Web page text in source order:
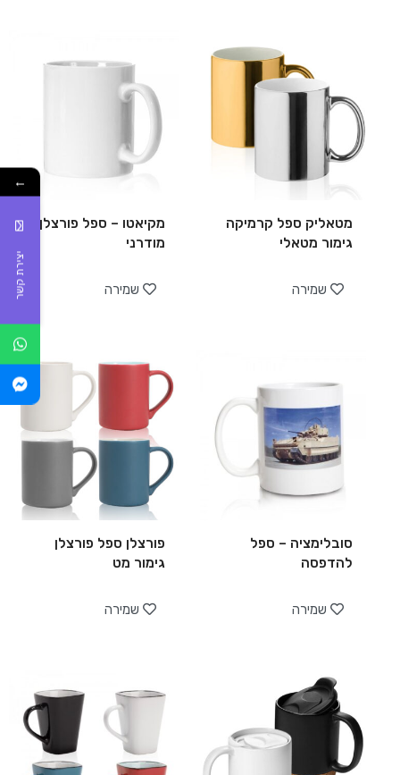
מטאליק ספל קרמיקה
גימור מטאלי
שמירה
מקיאטו – ספל פורצלן
מודרני
שמירה
סובלימציה – ספל
להדפסה
שמירה
פורצלן ספל פורצלן
גימור מט
שמירה
←
יצירת קשר